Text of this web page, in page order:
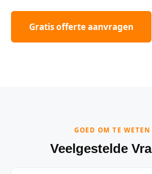
Gratis offerte aanvragen
GOED OM TE WETEN
Veelgestelde